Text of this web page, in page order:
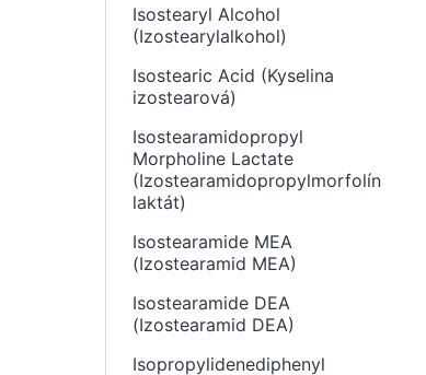
Isostearyl Alcohol
(Izostearylalkohol)
Isostearic Acid (Kyselina
izostearová)
Isostearamidopropyl
Morpholine Lactate
(Izostearamidopropylmorfolín
laktát)
Isostearamide MEA
(Izostearamid MEA)
Isostearamide DEA
(Izostearamid DEA)
Isopropylidenediphenyl